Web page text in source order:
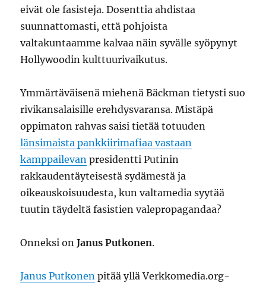
eivät ole fasisteja. Dosenttia ahdistaa
suunnattomasti, että pohjoista
valtakuntaamme kalvaa näin syvälle syöpynyt
Hollywoodin kulttuurivaikutus.
Ymmärtäväisenä miehenä Bäckman tietysti suo
rivikansalaisille erehdysvaransa. Mistäpä
oppimaton rahvas saisi tietää totuuden
länsimaista pankkiirimafiaa vastaan
kamppailevan presidentti Putinin
rakkaudentäyteisestä sydämestä ja
oikeauskoisuudesta, kun valtamedia syytää
tuutin täydeltä fasistien valepropagandaa?
Onneksi onJanus Putkonen.
Janus Putkonen pitää yllä Verkkomedia.org-